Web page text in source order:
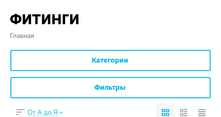
ФИТИНГИ
Главная
Категории
Фильтры
От А до Я